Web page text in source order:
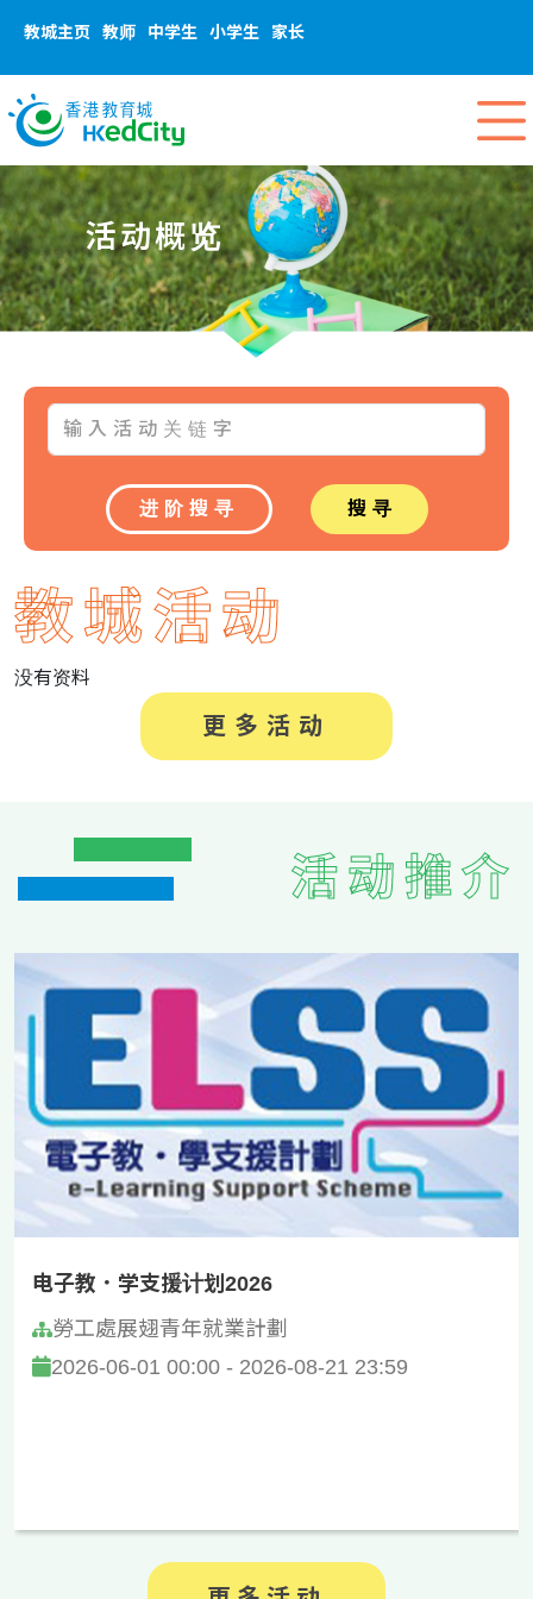
教城主页 教师 中学生 小学生 家长
活动概览
进阶搜寻 搜寻
教城活动
没有资料
更多活动
活动推介
电子教．学支援计划2026
勞工處展翅青年就業計劃
2026-06-01 00:00 - 2026-08-21 23:59